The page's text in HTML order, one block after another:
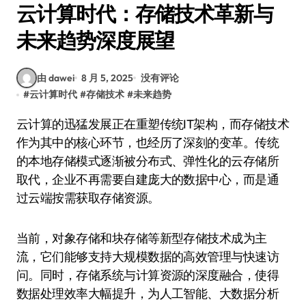
云计算时代：存储技术革新与
未来趋势深度展望
由 dawei 8 月 5, 2025 没有评论
#云计算时代 #存储技术 #未来趋势
云计算的迅猛发展正在重塑传统IT架构，而存储技术
作为其中的核心环节，也经历了深刻的变革。传统
的本地存储模式逐渐被分布式、弹性化的云存储所
取代，企业不再需要自建庞大的数据中心，而是通
过云端按需获取存储资源。
当前，对象存储和块存储等新型存储技术成为主
流，它们能够支持大规模数据的高效管理与快速访
问。同时，存储系统与计算资源的深度融合，使得
数据处理效率大幅提升，为人工智能、大数据分析